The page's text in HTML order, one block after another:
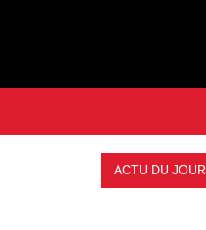
ACTU DU JOUR